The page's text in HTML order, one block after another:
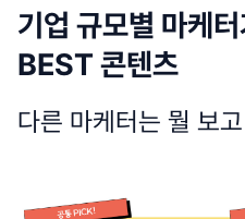
기업 규모별 마케
BEST 콘텐츠
다른 마케터는 뭘 보